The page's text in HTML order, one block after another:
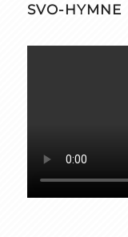
SVO-HYMNE